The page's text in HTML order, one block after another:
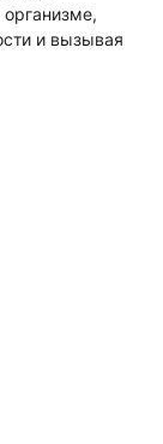
и вызывая